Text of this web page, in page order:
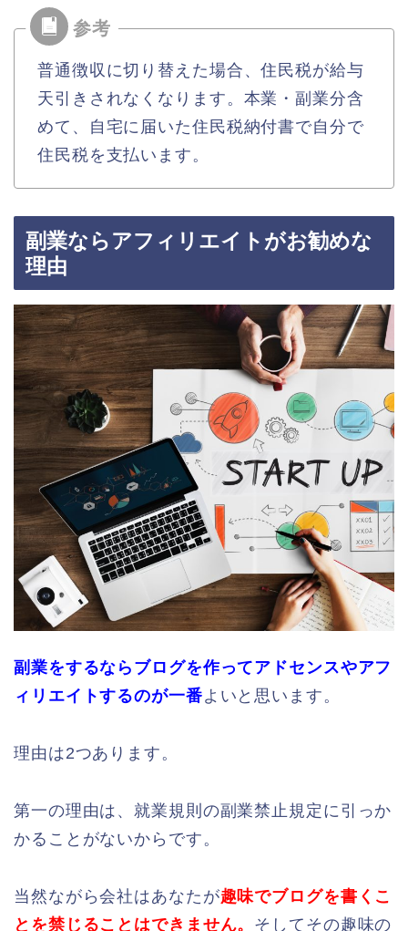
普通徴収に切り替えた場合、住民税が給与
天引きされなくなります。本業・副業分含
めて、自宅に届いた住民税納付書で自分で
住民税を支払います。
副業ならアフィリエイトがお勧めな
理由
副業をするならブログを作ってアドセンスやアフ
ィリエイトするのが一番よいと思います。
理由は2つあります。
第一の理由は、就業規則の副業禁止規定に引っか
かることがないからです。
当然ながら会社はあなたが趣味でブログを書くこ
とを禁じることはできません。 そしてその趣味の